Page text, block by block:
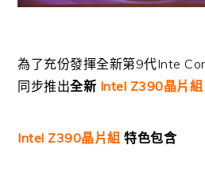
為了充份發揮全新第9代Inte
同步推出全新 Intel Z390晶片組
Intel Z390晶片組特色包含